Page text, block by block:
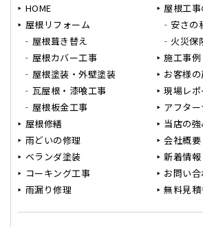
HOME
屋根リフォーム
屋根葺き替え
屋根カバー工事
屋根塗装・外壁塗装
瓦屋根・漆喰工事
屋根板金工事
屋根修繕
雨どいの修理
ベランダ塗装
コーキング工事
雨漏り修理
屋根工
安さの
火災保
施工事例
お客様の
現場レポ
アフタ
当店の強
会社概要
新着情報
お問い
無料見